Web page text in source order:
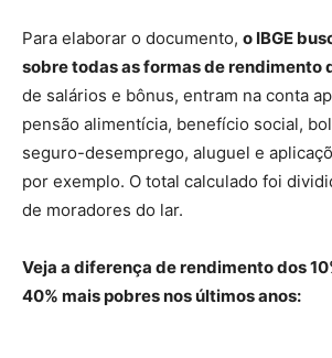
Para elaborar o documento, o IBGE
sobre todas as formas de rendimento
de salários e bônus, entram na conta
pensão alimentícia, benefício social,
seguro-desemprego, aluguel e
por exemplo. O total calculado foi
de moradores do lar.
Veja a diferença de rendimento dos
40% mais pobres nos últimos anos: